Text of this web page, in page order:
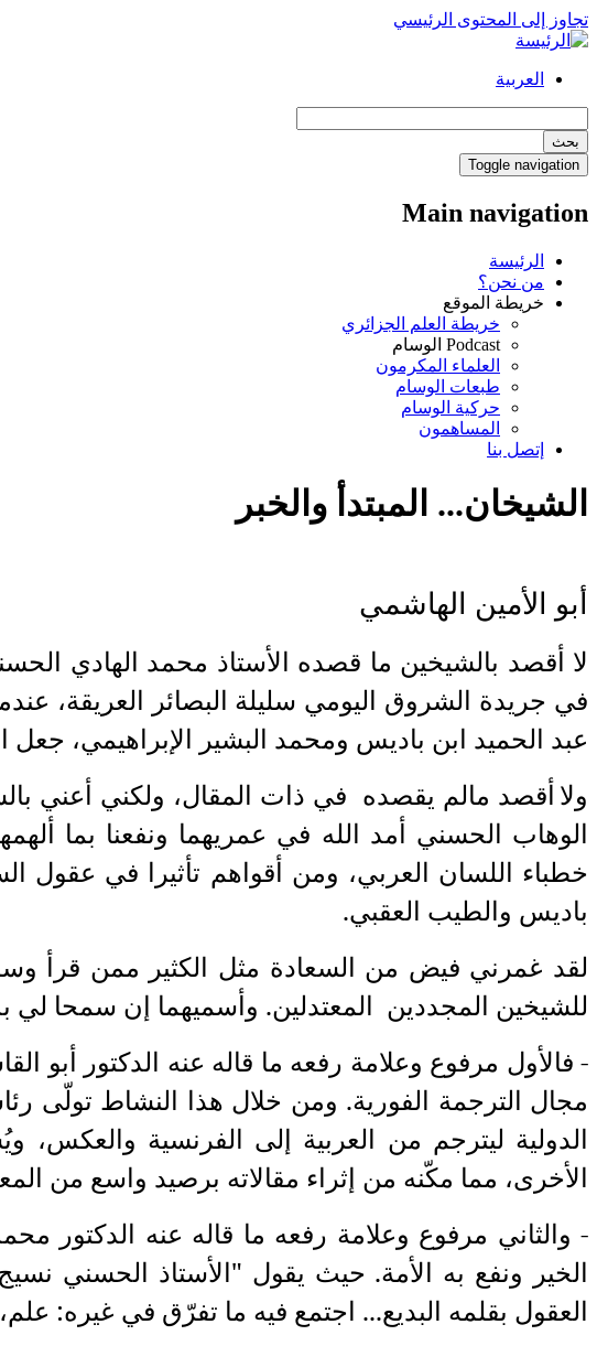
تجاوز إلى المحتوى الرئيسي
العربية
بحث
Toggle navigation
Main navigation
الرئيسة
من نحن؟
خريطة الموقع
خريطة العلم الجزائري
Podcast الوسام
العلماء المكرمون
طبعات الوسام
حركية الوسام
المساهمون
إتصل بنا
الشيخان... المبتدأ والخبر
أبو الأمين الهاشمي
لا أقصد بالشيخين ما قصده الأستاذ محمد الهادي
عبد الحميد ابن باديس ومحمد البشير الإبراهيمي، جعل
ولاأقصد مالم يقصده في ذات المقال، ولكني أعني
الوهاب الحسني أمد الله في عمريهما ونفعنا بما
خطباء اللسان العربي، ومن أقواهم تأثيرا في
باديس والطيب العقبي.
للشيخين المجددين المعتدلين. وأسميهما إن سمحا لي
- فالأول مرفوع وعلامة رفعه ما قاله عنه الدكتور
مجال الترجمة الفورية. ومن خلال هذا النشاط تولّى
الدولية ليترجم من العربية إلى الفرنسية
الأخرى، مما مكّنه من إثراء مقالاته برصيد واسع من
- والثاني مرفوع وعلامة رفعه ما قاله عنه
الخير ونفع به الأمة. حيث يقول "الأستاذ الحسني
العقول بقلمه البديع... اجتمع فيه ما تفرّق في غيره: